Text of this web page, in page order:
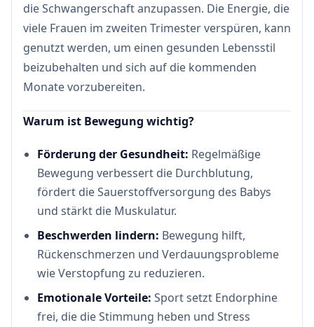
die Schwangerschaft anzupassen. Die Energie, die
viele Frauen im zweiten Trimester verspüren, kann
genutzt werden, um einen gesunden Lebensstil
beizubehalten und sich auf die kommenden
Monate vorzubereiten.
Warum ist Bewegung wichtig?
Förderung der Gesundheit: Regelmäßige
Bewegung verbessert die Durchblutung,
fördert die Sauerstoffversorgung des Babys
und stärkt die Muskulatur.
Beschwerden lindern: Bewegung hilft,
Rückenschmerzen und Verdauungsprobleme
wie Verstopfung zu reduzieren.
Emotionale Vorteile: Sport setzt Endorphine
frei, die die Stimmung heben und Stress